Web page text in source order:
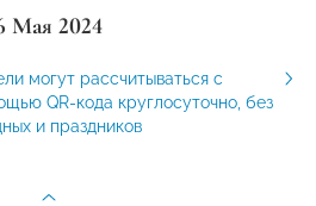
Мая 2024
могут рассчитываться с
QR-кода круглосуточно, без
и праздников